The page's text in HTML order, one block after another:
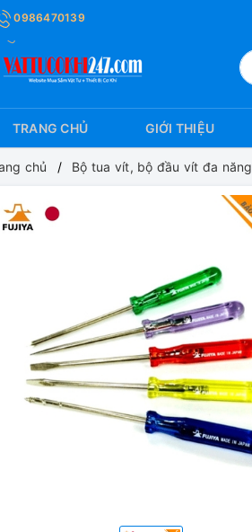
0986470139
TRANG CHỦ GIỚI THIỆU
chủ Bộ tua vít, bộ đầu vít đa năng